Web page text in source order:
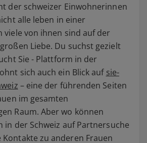
der schweizer Einwohnerinnen
alle leben in einer
viele von ihnen sind auf der
Liebe. Du suchst gezielt
Sie - Plattform in der
sich auch ein Blick auf sie-
– eine der führenden Seiten
im gesamten
Raum. Aber wo können
in der Schweiz auf Partnersuche
zu anderen Frauen